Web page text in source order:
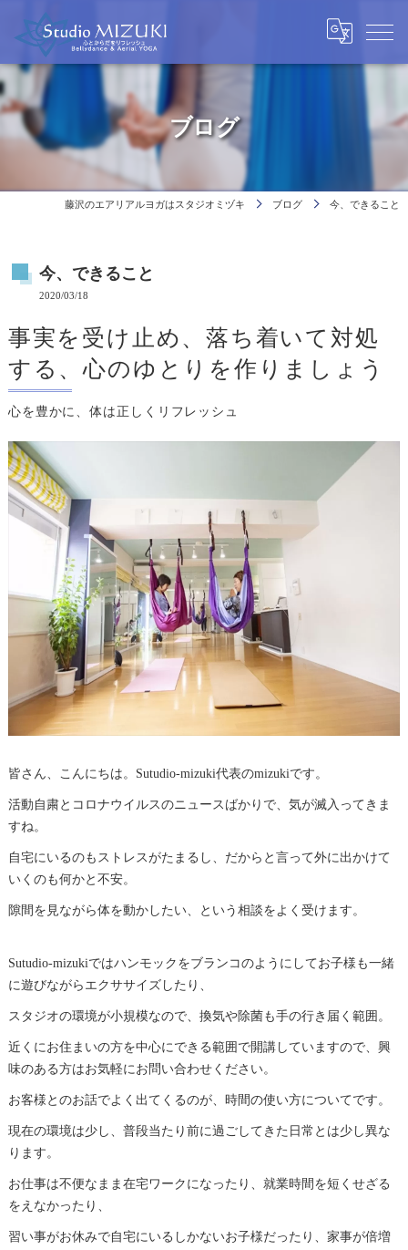
ブログ
藤沢のエアリアルヨガはスタジオミヅキ ブログ 今、できること
今、できること
2020/03/18
心を豊かに、体は正しくリフレッシュ
事実を受け止め、落ち着いて対処
する、心のゆとりを作りましょう
皆さん、こんにちは。Sutudio-mizuki代表のmizukiです。
活動自粛とコロナウイルスのニュースばかりで、気が滅入ってきま
すね。
自宅にいるのもストレスがたまるし、だからと言って外に出かけて
いくのも何かと不安。
隙間を見ながら体を動かしたい、という相談をよく受けます。
Sutudio-mizukiではハンモックをブランコのようにしてお子様も一緒
に遊びながらエクササイズしたり、
スタジオの環境が小規模なので、換気や除菌も手の行き届く範囲。
近くにお住まいの方を中心にできる範囲で開講していますので、興
味のある方はお気軽にお問い合わせください。
お客様とのお話でよく出てくるのが、時間の使い方についてです。
現在の環境は少し、普段当たり前に過ごしてきた日常とは少し異な
ります。
お仕事は不便なまま在宅ワークになったり、就業時間を短くせざる
をえなかったり、
習い事がお休みで自宅にいるしかないお子様だったり、家事が倍増